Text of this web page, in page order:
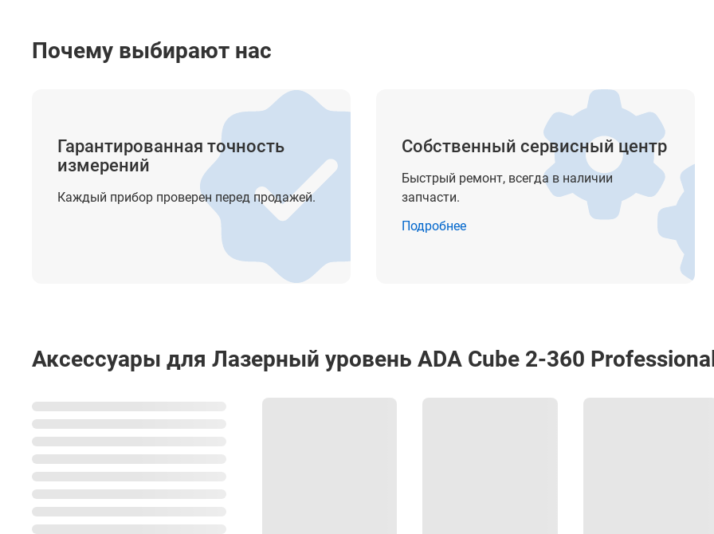
Крепление на штатив
Класс лазера 2
Длина волны 635 нм
< 1 мВт
Температура хранения от -20° до +60°С
Вес
Почему выбирают нас
Гарантированная точность
измерений
Каждый прибор проверен перед продажей.
Собственный сервисный центр
Быстрый ремонт, всегда в наличии
запчасти.
Подробнее
Аксессуары для Лазерный уровень ADA Cube 2-360